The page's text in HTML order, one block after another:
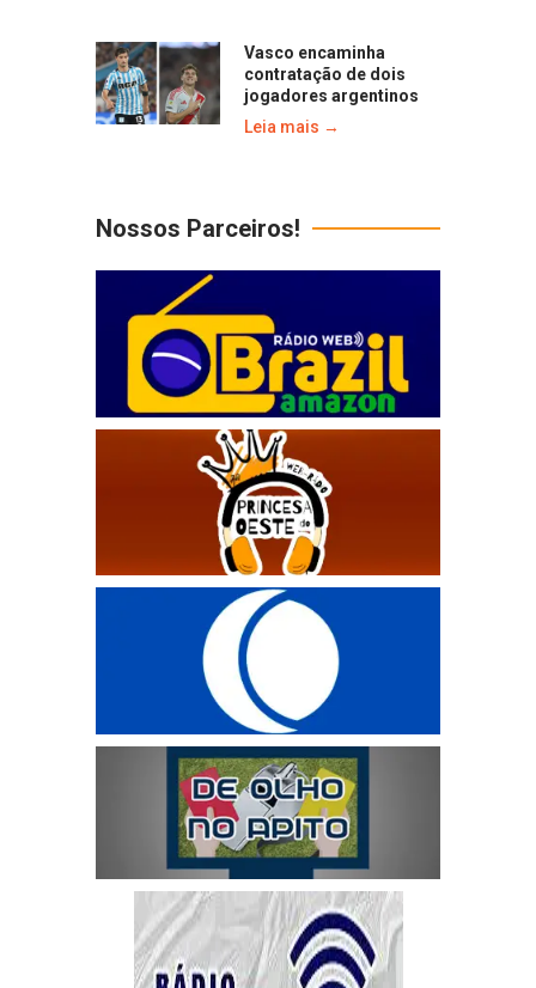
Vasco encaminha
contratação de dois
jogadores argentinos
Leia mais →
Nossos Parceiros!